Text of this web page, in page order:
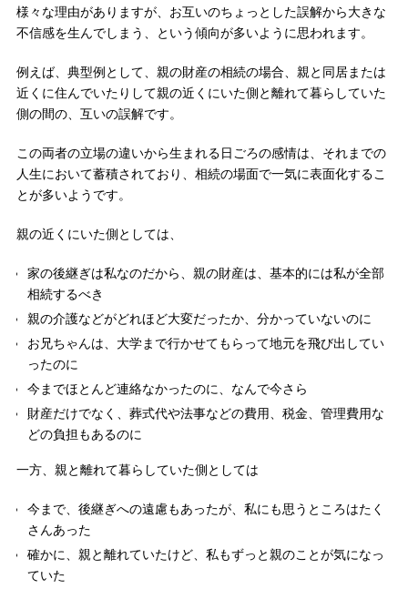
様々な理由がありますが、お互いのちょっとした誤解から大きな
不信感を生んでしまう、という傾向が多いように思われます。
例えば、典型例として、親の財産の相続の場合、親と同居または
近くに住んでいたりして親の近くにいた側と離れて暮らしていた
側の間の、互いの誤解です。
この両者の立場の違いから生まれる日ごろの感情は、それまでの
人生において蓄積されており、相続の場面で一気に表面化するこ
とが多いようです。
親の近くにいた側としては、
家の後継ぎは私なのだから、親の財産は、基本的には私が全部
相続するべき
親の介護などがどれほど大変だったか、分かっていないのに
お兄ちゃんは、大学まで行かせてもらって地元を飛び出してい
ったのに
今までほとんど連絡なかったのに、なんで今さら
財産だけでなく、葬式代や法事などの費用、税金、管理費用な
どの負担もあるのに
一方、親と離れて暮らしていた側としては
今まで、後継ぎへの遠慮もあったが、私にも思うところはたく
さんあった
確かに、親と離れていたけど、私もずっと親のことが気になっ
ていた